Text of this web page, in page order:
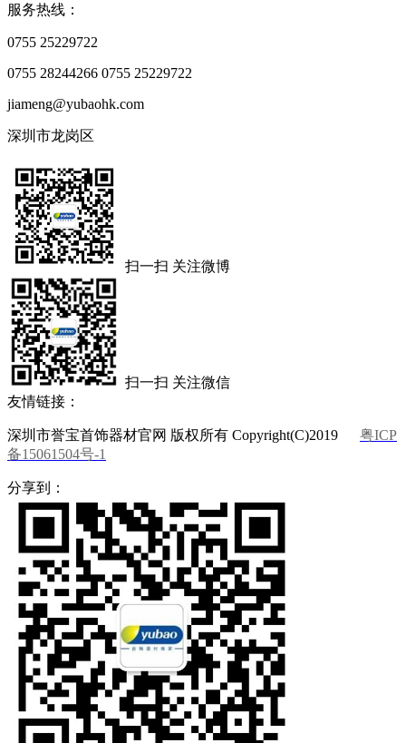
服务热线：
0755 25229722
0755 28244266 0755 25229722
jiameng@yubaohk.com
深圳市龙岗区
扫一扫 关注微博
扫一扫 关注微信
友情链接：
深圳市誉宝首饰器材官网 版权所有 Copyright(C)2019 粤ICP
备15061504号-1
分享到：